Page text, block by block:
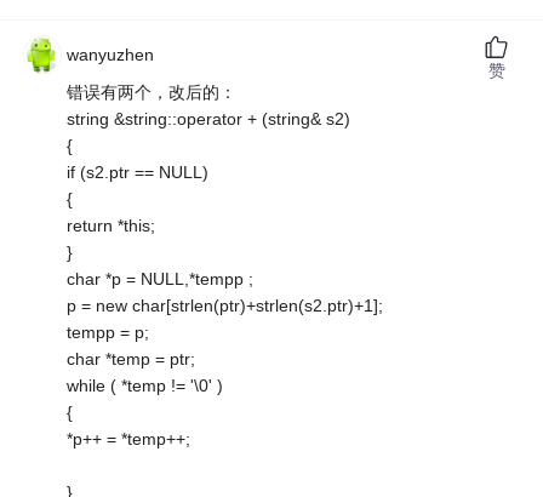
wanyuzhen
错误有两个，改后的：
string &string::operator + (string& s2)
{
if (s2.ptr == NULL)
{
return *this;
}
char *p = NULL,*tempp ;
p = new char[strlen(ptr)+strlen(s2.ptr)+1];
tempp = p;
char *temp = ptr;
while ( *temp != '\0' )
{
*p++ = *temp++;
}
赞